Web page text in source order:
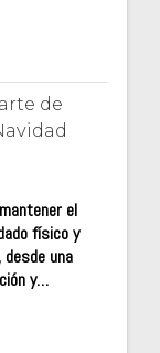
de
el
físico y
una
y…